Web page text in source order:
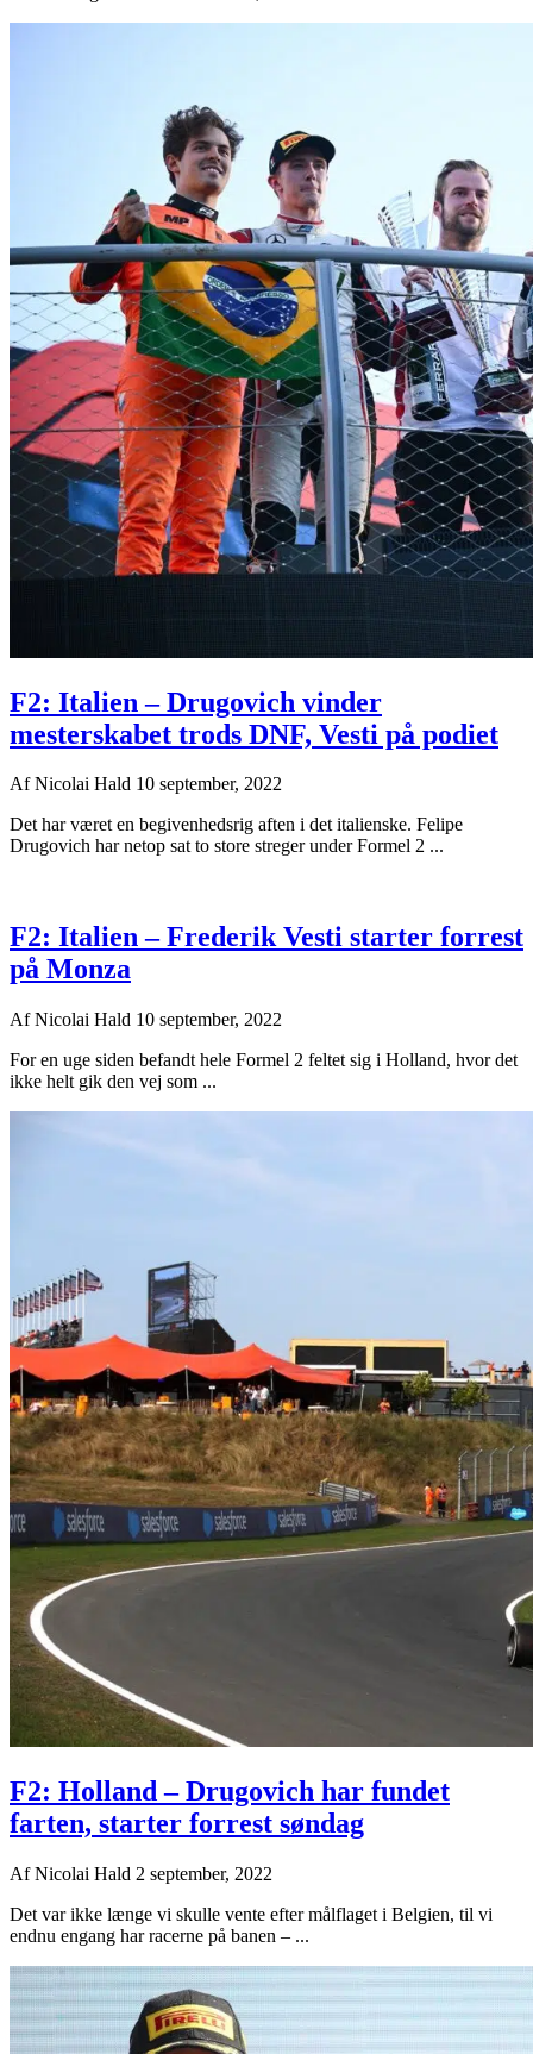
F2: Italien – Drugovich vinder
mesterskabet trods DNF, Vesti på podiet
AfNicolai Hald 10 september, 2022
Det har været en begivenhedsrig aften i det italienske. Felipe
Drugovich har netop sat to store streger under Formel 2 ...
F2: Italien – Frederik Vesti starter forrest
på Monza
AfNicolai Hald 10 september, 2022
For en uge siden befandt hele Formel 2 feltet sig i Holland, hvor det
ikke helt gik den vej som ...
F2: Holland – Drugovich har fundet
farten, starter forrest søndag
AfNicolai Hald 2 september, 2022
Det var ikke længe vi skulle vente efter målflaget i Belgien, til vi
endnu engang har racerne på banen – ...